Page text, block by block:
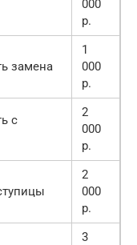
000
р.
замена
1
000
р.
с
2
000
р.
2
000
р.
3